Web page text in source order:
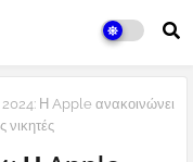
Η Apple ανακοινώνει
νικητές